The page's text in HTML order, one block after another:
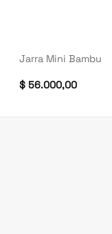
Jarra Mini Bambu
$56.000,00